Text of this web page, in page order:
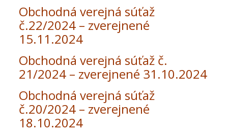
Obchodná verejná súťaž
č.22/2024 – zverejnené
15.11.2024
Obchodná verejná súťaž č.
21/2024 – zverejnené 31.10.2024
Obchodná verejná súťaž
č.20/2024 – zverejnené
18.10.2024